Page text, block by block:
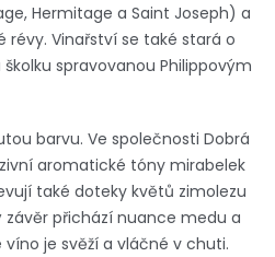
Hermitage a Saint Joseph) a
révy. Vinařství se také stará o
spravovanou Philippovým
barvu. Ve společnosti Dobrá
aromatické tóny mirabelek
také doteky květů zimolezu
závěr přichází nuance medu a
je svěží a vláčné v chuti.